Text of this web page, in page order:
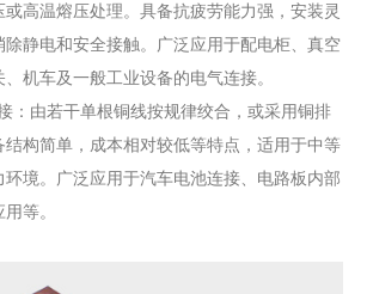
高温熔压处理。具备抗疲劳能力强，安装灵
静电和安全接触。广泛应用于配电柜、真空
机车及一般工业设备的电气连接。‌‌
：由若干单根铜线按规律绞合，或采用铜排
构简单，成本相对较低等特点，适用于中等
环境。广泛应用于汽车电池连接、电路板内部
等。